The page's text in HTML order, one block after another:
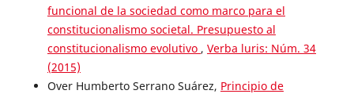
funcional de la sociedad como marco para el
constitucionalismo societal. Presupuesto al
constitucionalismo evolutivo , Verba luris: Núm. 34
(2015)
Over Humberto Serrano Suárez, Principio de